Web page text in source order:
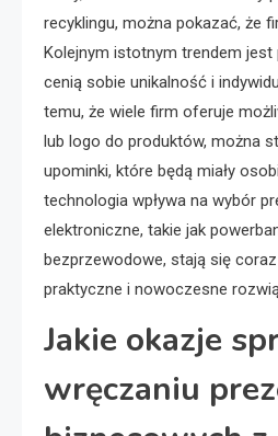
recyklingu, można pokazać, że
Kolejnym istotnym trendem jest
cenią sobie unikalność i
temu, że wiele firm oferuje
lub logo do produktów, można
upominki, które będą miały
technologia wpływa na wybór
elektroniczne, takie jak
bezprzewodowe, stają się
praktyczne i nowoczesne
Jakie okazje
wręczaniu